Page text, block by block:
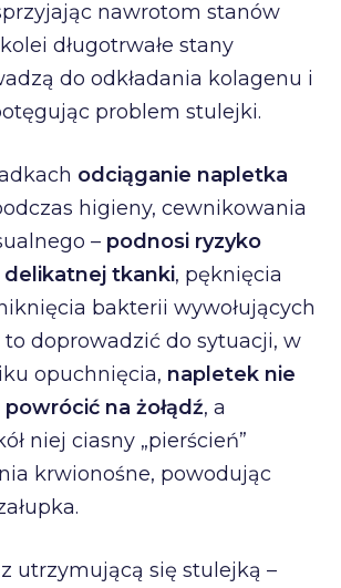
nawrotom stanów
długotrwałe stany
do odkładania kolagenu i
problem stulejki.
odciąganie napletka
higieny, cewnikowania
– podnosi ryzyko
delikatnej tkanki, pęknięcia
bakterii wywołujących
to doprowadzić do sytuacji, w
opuchnięcia, napletek nie
na żołądź, a
niej ciasny „pierścień”
krwionośne, powodując
utrzymującą się stulejką –